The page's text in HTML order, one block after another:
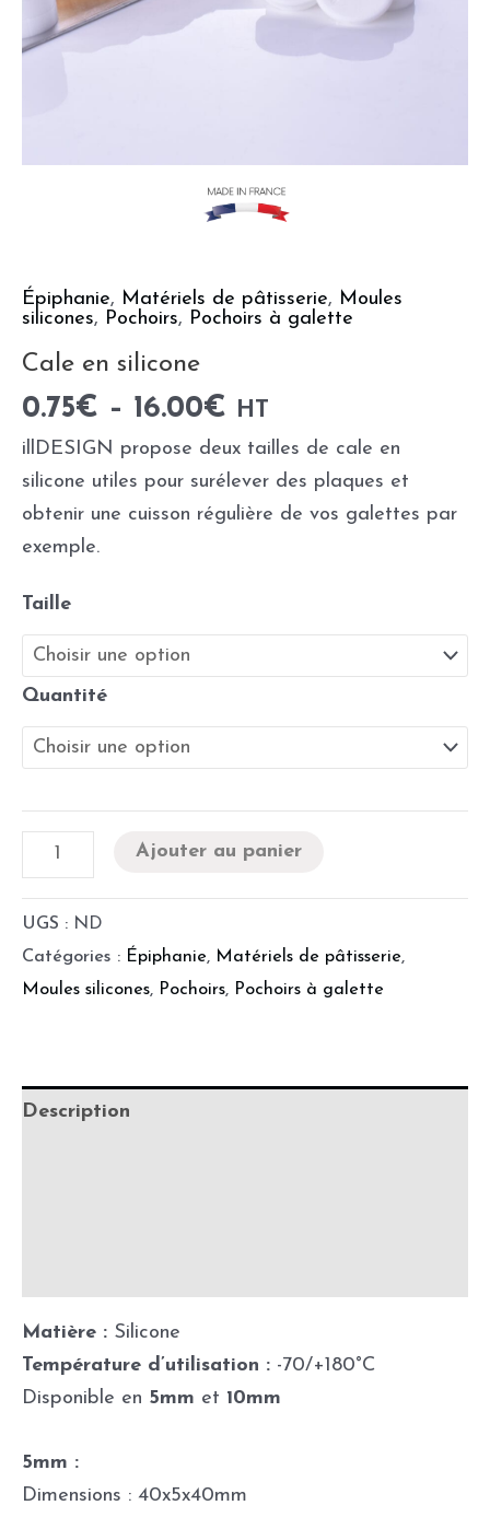
Épiphanie, Matériels de pâtisserie, Moules
silicones, Pochoirs, Pochoirs à galette
Cale en silicone
0.75€ – 16.00€ HT
illDESIGN propose deux tailles de cale en
silicone utiles pour surélever des plaques et
obtenir une cuisson régulière de vos galettes par
exemple.
Taille
Quantité
Ajouter au panier
UGS : ND
Catégories : Épiphanie, Matériels de pâtisserie,
Moules silicones, Pochoirs, Pochoirs à galette
Description
Matière : Silicone
Température d’utilisation : -70/+180°C
Disponible en 5mm et 10mm
5mm :
Dimensions : 40x5x40mm